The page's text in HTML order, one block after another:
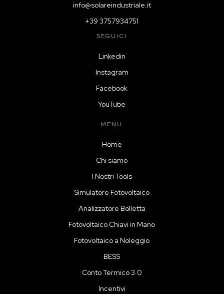
info@solareindustriale.it
+39 3757934751
SEGUICI
Linkedin
Instagram
Facebook
YouTube
MENU
Home
Chi siamo
I Nostri Tools
Simulatore Fotovoltaico
Analizzatore Bolletta
Fotovoltaico Chiavi in Mano
Fotovoltaico a Noleggio
BESS
Conto Termico 3.0
Incentivi